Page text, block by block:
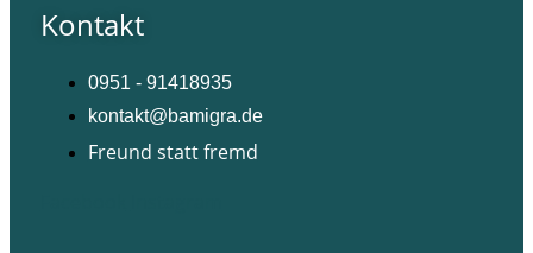
Kontakt
0951 - 91418935
kontakt@bamigra.de
Freund statt fremd